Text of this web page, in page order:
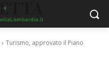
Turismo, approvato il Piano